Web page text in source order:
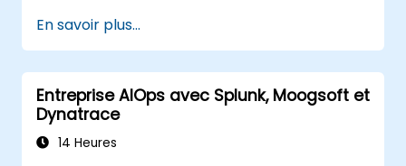
En savoir plus...
Entreprise AIOps avec Splunk, Moogsoft et
Dynatrace
14 Heures